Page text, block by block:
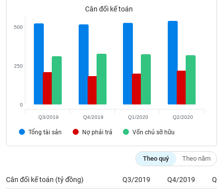
Cân đối kế toán
Tổng tài sản Nợ phải trả Vốn chủ sỡ hữu
0
250
500
Q3/2019 Q4/2019 Q1/2020 Q2/2020
Theo quý Theo năm
Cân đối kế toán (tỷ đồng) Q3/2019 Q4/2019
Tin
Bài
giả
(-)